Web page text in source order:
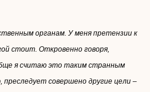
органам. У меня претензии к
стоит. Откровенно говоря,
я считаю это таким странным
совершено другие цели –